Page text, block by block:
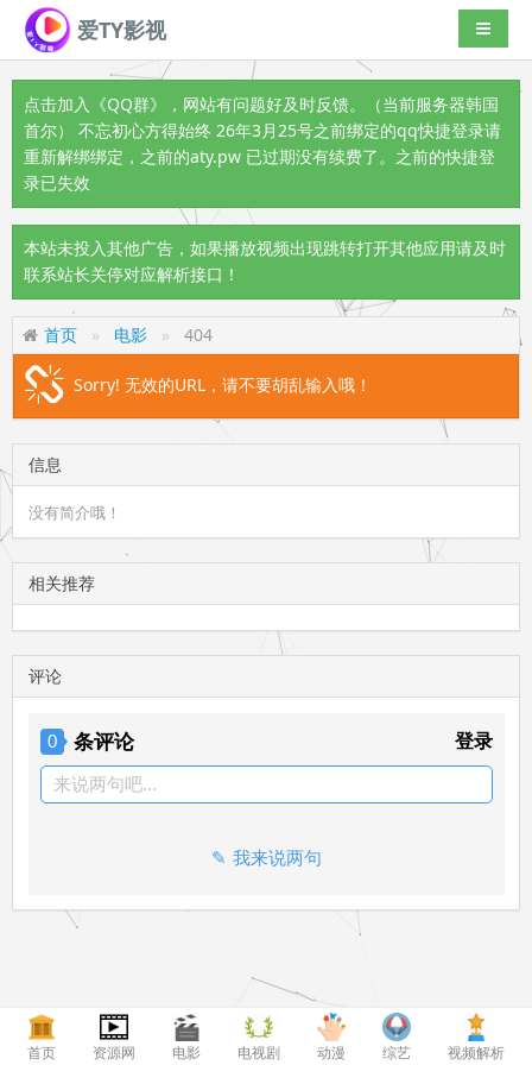
爱TY影视 导航切
点击加入《QQ群》
，网站有问题好及时反馈。（当前服务器韩国
首尔） 不忘初心方得始终 26年3月25号之前绑定的qq快捷登录请
重新解绑绑定，之前的aty.pw 已过期没有续费了。之前的快捷登
录已失效
本站未投入其他广告，如果播放视频出现跳转打开其他应用请及时
联系站长关停对应解析接口！
首页 电影 404
Sorry! 无效的URL，请不要胡乱输入哦！
信息
没有简介哦！
相关推荐
评论
0 条评论 登录
来说两句吧...
我来说两句
首页 资源网 电影 电视剧 动漫 综艺 视频解析